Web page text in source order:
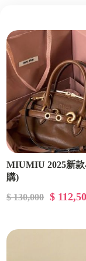
MIUMIU 2025新
購)
$ 130,000
$